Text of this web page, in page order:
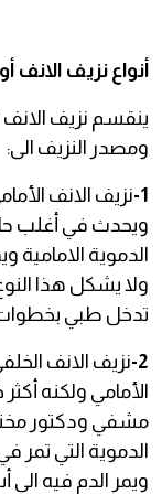
أنواع نزيف الانف
ينقسم نزيف
ومصدر النزيف الى:
1- نزيف الانف
ويحدث في أغلب
الدموية الامامية
ولا يشكل هذا
تدخل طبي
2- نزيف الانف
الأمامي ولكنه
مشفي ودكتور
الدموية التي تمر
ويمر الدم فيه